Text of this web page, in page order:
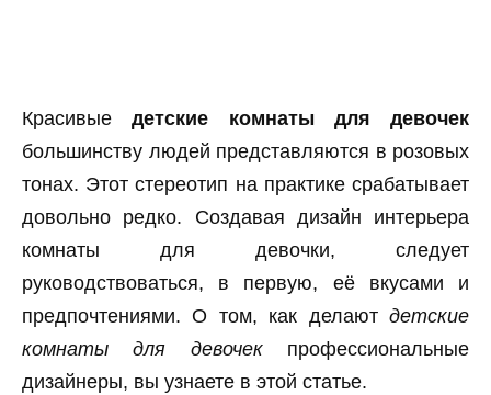
Красивыедетские комнаты для девочек
большинству людей представляются в розовых
тонах. Этот стереотип на практике срабатывает
довольно редко. Создавая дизайн интерьера
комнаты для девочки, следует
руководствоваться, в первую, её вкусами и
предпочтениями. О том, как делают детские
комнаты для девочекпрофессиональные
дизайнеры, вы узнаете в этой статье.